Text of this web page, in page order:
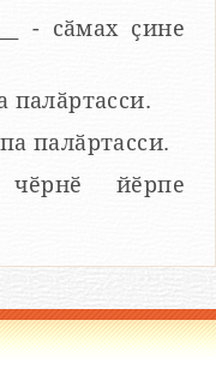
- сӑмах ҫине
палӑртасси.
чӗрнӗ йӗрпе